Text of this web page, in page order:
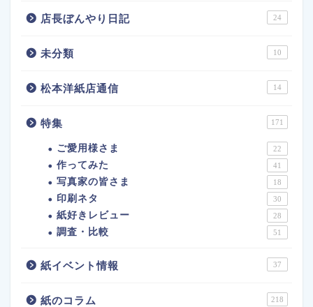
店長ぼんやり日記 24
未分類 10
松本洋紙店通信 14
特集 171
ご愛用様さま 22
作ってみた 41
写真家の皆さま 18
印刷ネタ 30
紙好きレビュー 28
調査・比較 51
紙イベント情報 37
紙のコラム 218